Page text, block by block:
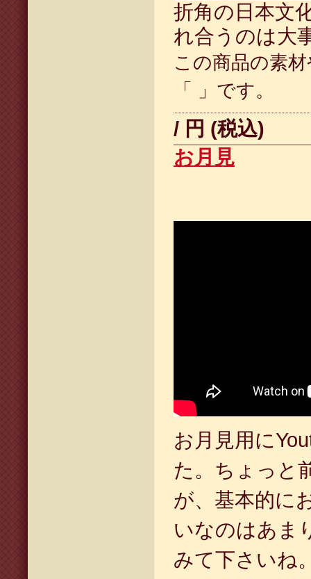
折角の日本文
れ合うのは大
この商品の素
「 」です。
/ 円 (税込)
お月見
お月見用に
た。ちょっと
が、基本的に
いなのはあま
みて下さいね